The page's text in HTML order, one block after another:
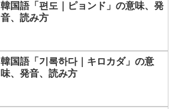
韓国語「편도｜ピョンド」の意味、発
音、読み方
韓国語「기록하다｜キロカダ」の意
味、発音、読み方